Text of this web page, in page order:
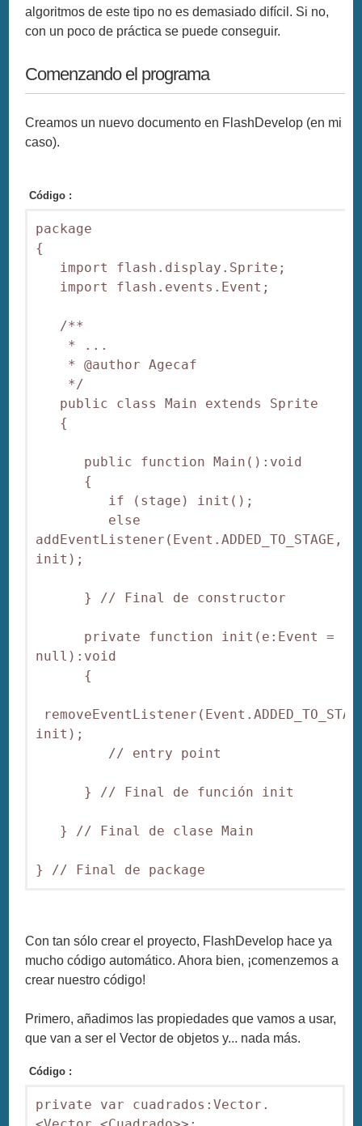
algoritmos de este tipo no es demasiado difícil. Si no,
con un poco de práctica se puede conseguir.
Comenzando el programa
Creamos un nuevo documento en FlashDevelop (en mi
caso).
Código :
package
{
import flash.display.Sprite;
import flash.events.Event;
/**
* ...
* @author Agecaf
*/
public class Main extends Sprite
{
public function Main():void
{
if (stage) init();
else
addEventListener(Event.ADDED_TO_STAGE,
init);
} // Final de constructor
private function init(e:Event =
null):void
{
init);
// entry point
} // Final de función init
} // Final de clase Main
Con tan sólo crear el proyecto, FlashDevelop hace ya
mucho código automático. Ahora bien, ¡comenzemos a
crear nuestro código!
Primero, añadimos las propiedades que vamos a usar,
que van a ser el Vector de objetos y... nada más.
Código :
private var cuadrados:Vector.